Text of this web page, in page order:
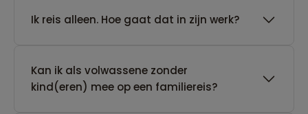
​Ik reis alleen. Hoe gaat dat in zijn werk?
Kan ik als volwassene zonder
kind(eren) mee op een familiereis?